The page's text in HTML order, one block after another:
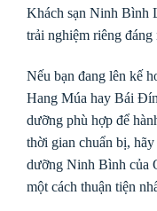
Khách sạn Ninh Bình
trải nghiệm riêng đáng
Nếu bạn đang lên kế
Hang Múa hay Bái
dưỡng phù hợp để
thời gian chuẩn bị,
dưỡng Ninh Bình của
một cách thuận tiện